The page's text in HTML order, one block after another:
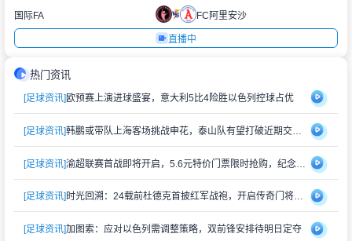
国际FA FC阿里安沙
直播中
热门资讯
[足球资讯]欧预赛上演进球盛宴，意大利5比4险胜以色列控球占优
[足球资讯]
[足球资讯] 渝超联赛首战即将开启，5.6元特价门票限时抢购，纪念礼品同步赠送
[足球资讯] 时光回溯：24载前杜德克首披红军战袍，开启传奇门将生涯
[足球资讯]加图索：应对以色列需调整策略，双前锋安排待明日定夺